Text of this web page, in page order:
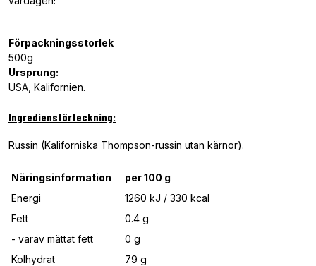
Förpackningsstorlek
500g
Ursprung:
USA, Kalifornien.
Ingrediensförteckning:
Russin (Kaliforniska Thompson-russin utan kärnor).
Näringsinformation
per 100 g
Energi
1260 kJ / 330 kcal
Fett
0.4 g
- varav mättat fett
0 g
Kolhydrat
79 g